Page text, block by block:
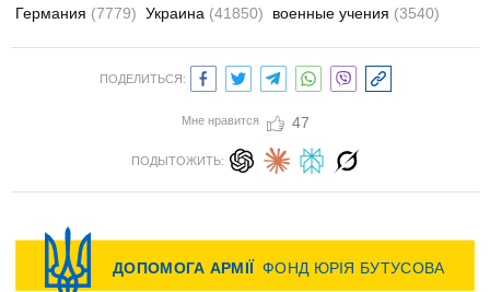
Германия (7779) Украина (41850) военные учения (3540)
ПОДЕЛИТЬСЯ:
Мне нравится 47
ПОДЫТОЖИТЬ: